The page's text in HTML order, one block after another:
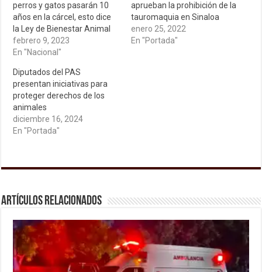
perros y gatos pasarán 10
años en la cárcel, esto dice
la Ley de Bienestar Animal
febrero 9, 2023
En "Nacional"
aprueban la prohibición de la
tauromaquia en Sinaloa
enero 25, 2022
En "Portada"
Diputados del PAS
presentan iniciativas para
proteger derechos de los
animales
diciembre 16, 2024
En "Portada"
Artículos relacionados